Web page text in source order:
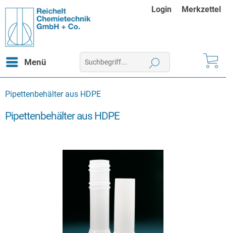
Login Merkzettel
Menü
Pipettenbehälter aus HDPE
Pipettenbehälter aus HDPE